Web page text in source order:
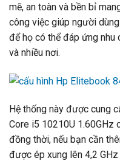
mẽ, an toàn và bền bỉ
công việc giúp người
để họ có thể đáp ứng nhu
và nhiều nơi.
Hệ thống này được cung
Core i5 10210U 1.60GHz
đồng thời, nếu bạn cần
được ép xung lên 4,2